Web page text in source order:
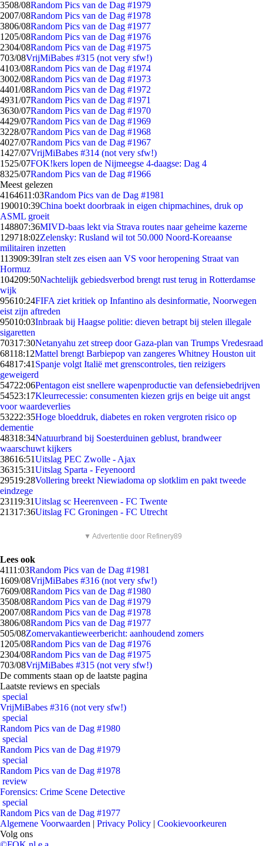
3508/08Random Pics van de Dag #1979
2007/08Random Pics van de Dag #1978
3806/08Random Pics van de Dag #1977
1205/08Random Pics van de Dag #1976
2304/08Random Pics van de Dag #1975
703/08VrijMiBabes #315 (not very sfw!)
4103/08Random Pics van de Dag #1974
3002/08Random Pics van de Dag #1973
4401/08Random Pics van de Dag #1972
4931/07Random Pics van de Dag #1971
3630/07Random Pics van de Dag #1970
4429/07Random Pics van de Dag #1969
3228/07Random Pics van de Dag #1968
4027/07Random Pics van de Dag #1967
1427/07VrijMiBabes #314 (not very sfw!)
1525/07FOK!kers lopen de Nijmeegse 4-daagse: Dag 4
8325/07Random Pics van de Dag #1966
Meest gelezen
4164611:03Random Pics van de Dag #1981
190010:39China boekt doorbraak in eigen chipmachines, druk op
ASML groeit
148807:36MIVD-baas lekt via Strava routes naar geheime kazerne
129718:02Zelensky: Rusland wil tot 50.000 Noord-Koreaanse
militairen inzetten
113909:39Iran stelt zes eisen aan VS voor heropening Straat van
Hormuz
104209:50Nachtelijk gebiedsverbod brengt rust terug in Rotterdamse
wijk
95610:24FIFA ziet kritiek op Infantino als desinformatie, Noorwegen
eist zijn aftreden
95010:03Inbraak bij Haagse politie: dieven betrapt bij stelen illegale
sigaretten
70317:30Netanyahu zet streep door Gaza-plan van Trumps Vredesraad
68118:12Mattel brengt Barbiepop van zangeres Whitney Houston uit
64817:41 Spanje volgt Italië met grenscontroles, tien reizigers
geweigerd
54722:06Pentagon eist snellere wapenproductie van defensiebedrijven
54523:17Kleurrecessie: consumenten kiezen grijs en beige uit angst
voor waardeverlies
53222:35Hoge bloeddruk, diabetes en roken vergroten risico op
dementie
48318:34Natuurbrand bij Soesterduinen geblust, brandweer
waarschuwt kijkers
38616:51Uitslag PEC Zwolle - Ajax
36315:31Uitslag Sparta - Feyenoord
29519:28Vollering breekt Niewiadoma op slotklim en pakt tweede
eindzege
23119:31Uitslag sc Heerenveen - FC Twente
21317:36Uitslag FC Groningen - FC Utrecht
▼ Advertentie door Refinery89
Lees ook
4111:03Random Pics van de Dag #1981
1609/08VrijMiBabes #316 (not very sfw!)
7609/08Random Pics van de Dag #1980
3508/08Random Pics van de Dag #1979
2007/08Random Pics van de Dag #1978
3806/08Random Pics van de Dag #1977
505/08Zomervakantieweerbericht: aanhoudend zomers
1205/08Random Pics van de Dag #1976
2304/08Random Pics van de Dag #1975
703/08VrijMiBabes #315 (not very sfw!)
De comments staan op de laatste pagina
Laatste reviews en specials
special
VrijMiBabes #316 (not very sfw!)
special
Random Pics van de Dag #1980
special
Random Pics van de Dag #1979
special
Random Pics van de Dag #1978
review
Forensics: Crime Scene Detective
special
Random Pics van de Dag #1977
Algemene Voorwaarden | Privacy Policy | Cookievoorkeuren
Volg ons